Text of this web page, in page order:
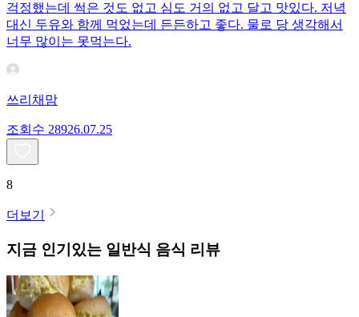
걱정했는데 썩은 것도 없고 심도 거의 없고 달고 맛있다. 저녁
대신 두유와 함께 먹었는데 든든하고 좋다. 물로 당 생각해서
너무 많이는 못먹는다.
쓰리채맘
조회수 28926.07.25
8
더보기
지금 인기있는 일반식 음식 리뷰